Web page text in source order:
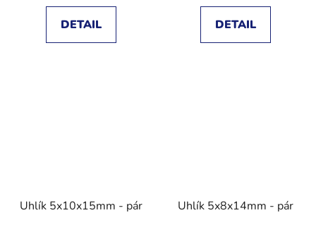
DETAIL DETAIL
Uhlík 5x10x15mm - pár Uhlík 5x8x14mm - pár